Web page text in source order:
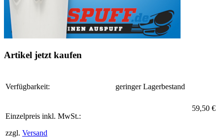
Artikel jetzt kaufen
Verfügbarkeit: geringer Lagerbestand
Einzelpreis inkl. MwSt.:
zzgl. Versand
59,50 €